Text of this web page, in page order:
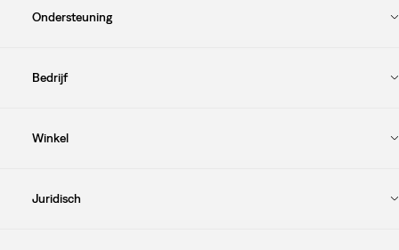
Ondersteuning
Bedrijf
Winkel
Juridisch